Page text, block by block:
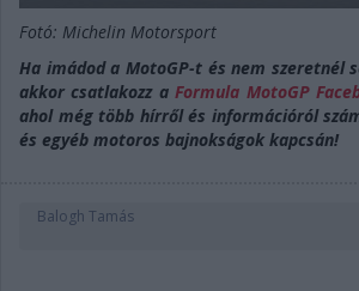
Fotó: Michelin Motorsport
Ha imádod a MotoGP-t és nem szeretnél
akkor csatlakozz aFormula MotoGP
ahol még több hírről és információról
és egyéb motoros bajnokságok kapcsán!
Balogh Tamás